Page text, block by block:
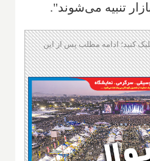
تنبیه می‌شوند".
کنید؛ ادامه مطلب پس از این